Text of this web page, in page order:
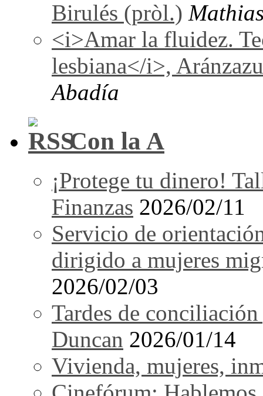
Birulés (pròl.)
<i>Amar la fluidez.
lesbiana</i>,
Abadía
Con la A
¡Protege tu dinero!
Finanzas 2026/02/11
Servicio de
dirigido a mujeres
2026/02/03
Tardes de
Duncan 2026/01/14
Vivienda, mujeres,